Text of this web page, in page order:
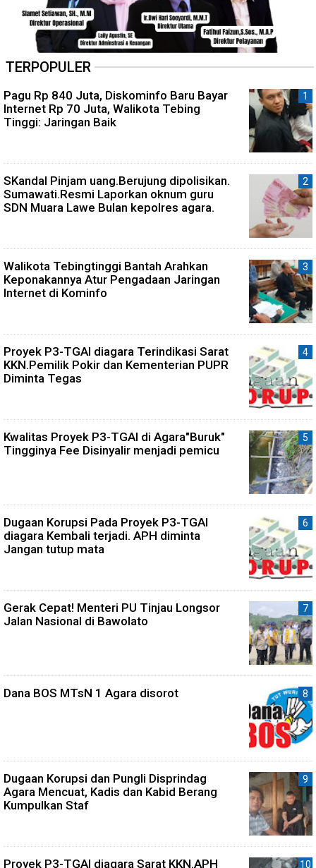
TERPOPULER
Pagu Rp 840 Juta, Diskominfo Baru Bayar
Internet Rp 70 Juta, Walikota Tebing
Tinggi: Jaringan Baik
SKandal Pinjam uang.Berujung dipolisikan.
Sumawati.Resmi Laporkan oknum guru
SDN Muara Lawe Bulan kepolres agara.
Walikota Tebingtinggi Bantah Arahkan
Keponakannya Atur Pengadaan Jaringan
Internet di Kominfo
Proyek P3-TGAI diagara Terindikasi Sarat
KKN.Pemilik Pokir dan Kementerian PUPR
Diminta Tegas
Kwalitas Proyek P3-TGAI di Agara"Buruk"
Tingginya Fee Disinyalir menjadi pemicu
Dugaan Korupsi Pada Proyek P3-TGAI
diagara Kembali terjadi. APH diminta
Jangan tutup mata
Gerak Cepat! Menteri PU Tinjau Longsor
Jalan Nasional di Bawolato
Dana BOS MTsN 1 Agara disorot
Dugaan Korupsi dan Pungli Disprindag
Agara Mencuat, Kadis dan Kabid Berang
Kumpulkan Staf
Proyek P3-TGAI diagara Sarat KKN.APH